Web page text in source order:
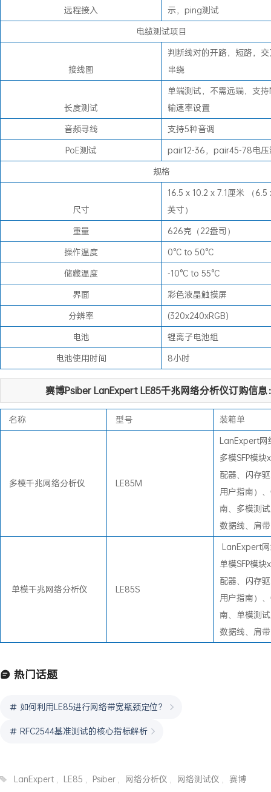
远程接入
示，ping测试
电缆测试项目
接线图
判断线对的开路，短路，
串绕
长度测试
单端测试，不需远端，支持
输速率设置
音频寻线
支持5种音调
PoE测试
pair12-36，pair45-78电压
规格
尺寸
16.5 x 10.2 x 7.1厘米 （
英寸）
重量
626克（22盎司）
操作温度
0°C to 50°C
储藏温度
-10°C to 55°C
界面
彩色液晶触摸屏
分辨率
(320x240xRGB)
电池
锂离子电池组
电池使用时间
8小时
赛博Psiber LanExpert LE85千兆网络分析仪订购信息
名称 型号 装箱单
多模千兆网络分析仪 LE85M
LanExpert网
多模SFP模
配器、闪存
用户指南）
南、多模测
数据线、肩
单模千兆网络分析仪 LE85S
LanExpert
单模SFP模
配器、闪存
用户指南）
南、单模测
数据线、肩
热门话题
如何利用LE85进行网络带宽瓶颈定位？
RFC2544基准测试的核心指标解析
LanExpert , LE85 , Psiber , 网络分析仪 , 网络测试仪 , 赛博